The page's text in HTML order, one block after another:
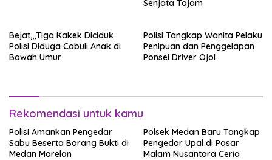
Senjata Tajam
Bejat,,,Tiga Kakek Diciduk
Polisi Diduga Cabuli Anak di
Bawah Umur
Polisi Tangkap Wanita Pelaku
Penipuan dan Penggelapan
Ponsel Driver Ojol
Rekomendasi untuk kamu
Polisi Amankan Pengedar
Sabu Beserta Barang Bukti di
Medan Marelan
Polsek Medan Baru Tangkap
Pengedar Upal di Pasar
Malam Nusantara Ceria